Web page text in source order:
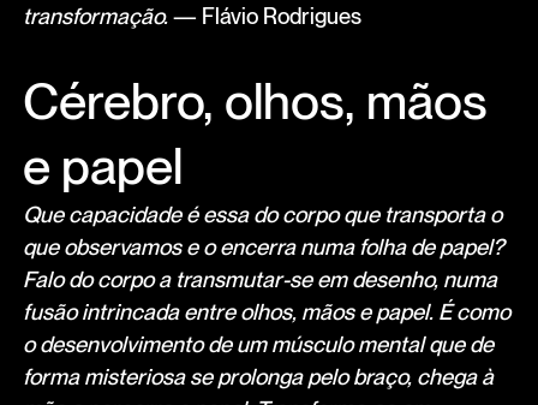
transformação.— Flávio Rodrigues
Cérebro, olhos, mãos
e papel
Que capacidade é essa do corpo que transporta o
que observamos e o encerra numa folha de papel?
Falo do corpo a transmutar-se em desenho, numa
fusão intrincada entre olhos, mãos e papel. É como
o desenvolvimento de um músculo mental que de
forma misteriosa se prolonga pelo braço, chega à